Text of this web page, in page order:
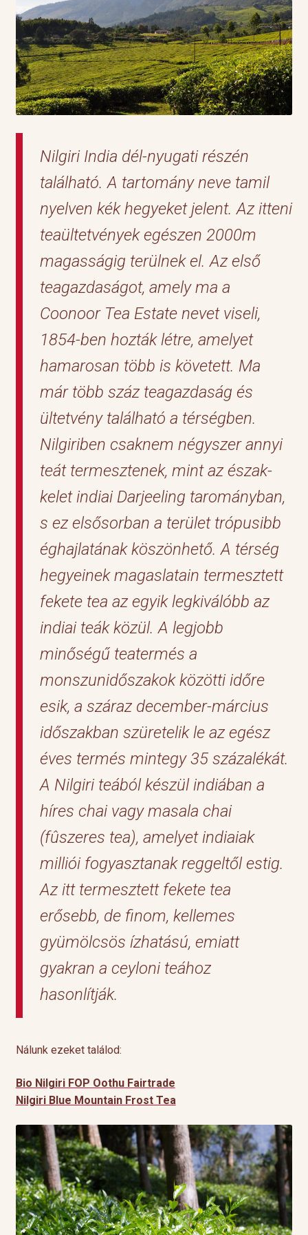
Nilgiri India dél-nyugati részén
található. A tartomány neve tamil
nyelven kék hegyeket jelent. Az itteni
teaültetvények egészen 2000m
magasságig terülnek el. Az első
teagazdaságot, amely ma a
Coonoor Tea Estate nevet viseli,
1854-ben hozták létre, amelyet
hamarosan több is követett. Ma
már több száz teagazdaság és
ültetvény található a térségben.
Nilgiriben csaknem négyszer annyi
teát termesztenek, mint az észak-
kelet indiai Darjeeling tarományban,
s ez elsősorban a terület trópusibb
éghajlatának köszönhető. A térség
hegyeinek magaslatain termesztett
fekete tea az egyik legkiválóbb az
indiai teák közül. A legjobb
minőségű teatermés a
monszunidőszakok közötti időre
esik, a száraz december-március
időszakban szüretelik le az egész
éves termés mintegy 35 százalékát.
A Nilgiri teából készül indiában a
híres chai vagy masala chai
(fûszeres tea), amelyet indiaiak
milliói fogyasztanak reggeltől estig.
Az itt termesztett fekete tea
erősebb, de finom, kellemes
gyümölcsös ízhatású, emiatt
gyakran a ceyloni teához
hasonlítják.
Nálunk ezeket találod:
Bio Nilgiri FOP Oothu Fairtrade
Nilgiri Blue Mountain Frost Tea